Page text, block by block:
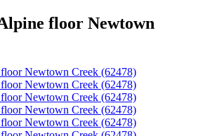
floor Newtown